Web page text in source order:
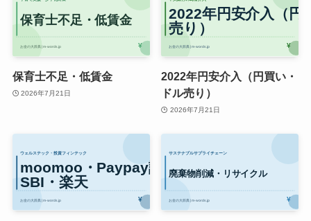
保育士不足・低賃金
2026年7月21日
2022年円安介入（円買い・
ドル売り）
2026年7月21日